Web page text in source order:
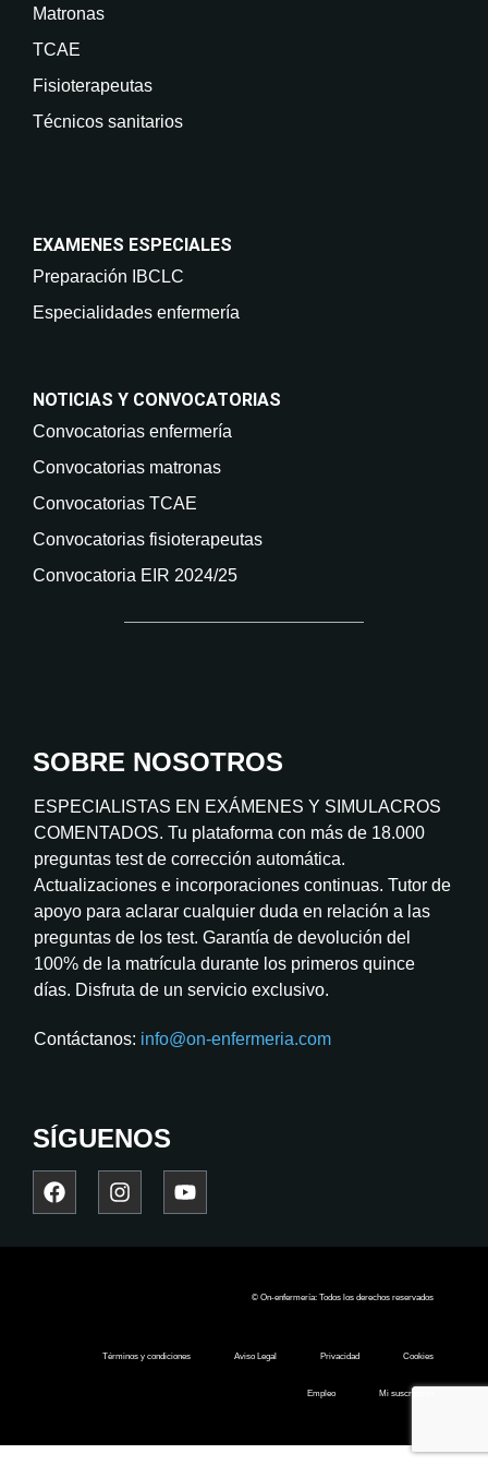
Matronas
TCAE
Fisioterapeutas
Técnicos sanitarios
EXAMENES ESPECIALES
Preparación IBCLC
Especialidades enfermería
NOTICIAS Y CONVOCATORIAS
Convocatorias enfermería
Convocatorias matronas
Convocatorias TCAE
Convocatorias fisioterapeutas
Convocatoria EIR 2024/25
SOBRE NOSOTROS
ESPECIALISTAS EN EXÁMENES Y SIMULACROS
COMENTADOS. Tu plataforma con más de 18.000
preguntas test de corrección automática.
Actualizaciones e incorporaciones continuas. Tutor de
apoyo para aclarar cualquier duda en relación a las
preguntas de los test. Garantía de devolución del
100% de la matrícula durante los primeros quince
días. Disfruta de un servicio exclusivo.
Contáctanos: info@on-enfermeria.com
SÍGUENOS
© On-enfermería: Todos los derechos reservados
Términos y condiciones Aviso Legal Privacidad Cookies
Empleo Mi suscripción